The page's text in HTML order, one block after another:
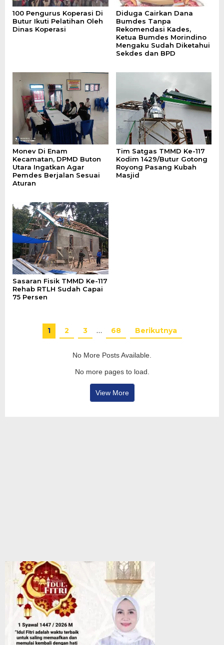
100 Pengurus Koperasi Di
Butur Ikuti Pelatihan Oleh
Dinas Koperasi
Diduga Cairkan Dana
Bumdes Tanpa
Rekomendasi Kades,
Ketua Bumdes Morindino
Mengaku Sudah Diketahui
Sekdes dan BPD
Monev Di Enam
Kecamatan, DPMD Buton
Utara Ingatkan Agar
Pemdes Berjalan Sesuai
Aturan
Tim Satgas TMMD Ke-117
Kodim 1429/Butur Gotong
Royong Pasang Kubah
Masjid
Sasaran Fisik TMMD Ke-117
Rehab RTLH Sudah Capai
75 Persen
1 2 3 … 68 Berikutnya
No More Posts Available.
No more pages to load.
View More